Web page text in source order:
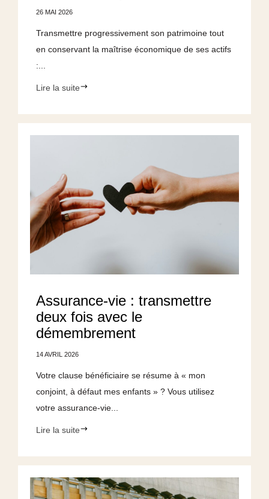
26 MAI 2026
Transmettre progressivement son patrimoine tout
en conservant la maîtrise économique de ses actifs
:...
Lire la suite
Assurance-vie : transmettre
deux fois avec le
démembrement
14 AVRIL 2026
Votre clause bénéficiaire se résume à « mon
conjoint, à défaut mes enfants » ? Vous utilisez
votre assurance-vie...
Lire la suite